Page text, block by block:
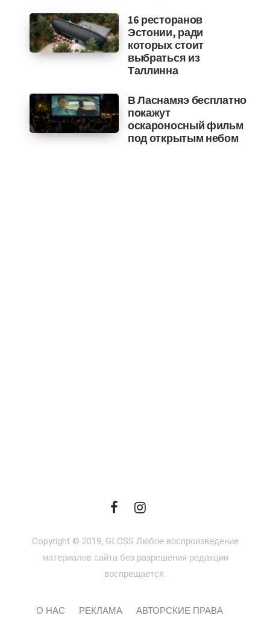
16 ресторанов
Эстонии, ради
которых стоит
выбраться из
Таллинна
В Ласнамяэ бесплатно
покажут
оскароносный фильм
под открытым небом
Copyright © 2019, GLOSS Любое воспроизведение
материалов сайта без разрешения редакции
воспрещается.
О НАС РЕКЛАМА АВТОРСКИЕ ПРАВА